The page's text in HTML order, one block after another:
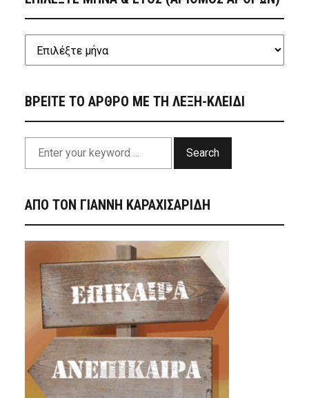
ΒΡΕΙΤΕ ΤΟ ΑΡΘΡΟ ΜΕ ΤΗ ΛΕΞΗ-ΚΛΕΙΔΙ
Search
ΑΠΟ ΤΟΝ ΓΙΑΝΝΗ ΚΑΡΑΧΙΣΑΡΙΔΗ